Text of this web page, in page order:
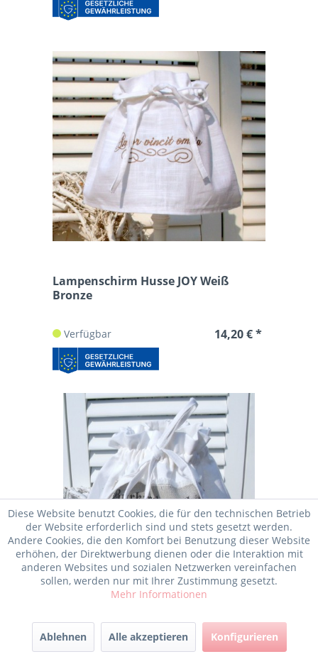
Lampenschirm Husse JOY Weiß
Bronze
Verfügbar 14,20 € *
Lampenschirm Husse KING Creme
oder...
Diese Website benutzt Cookies, die für den technischen Betrieb
der Website erforderlich sind und stets gesetzt werden.
Andere Cookies, die den Komfort bei Benutzung dieser Website
erhöhen, der Direktwerbung dienen oder die Interaktion mit
anderen Websites und sozialen Netzwerken vereinfachen
sollen, werden nur mit Ihrer Zustimmung gesetzt.
Mehr Informationen
Ablehnen Alle akzeptieren Konfigurieren